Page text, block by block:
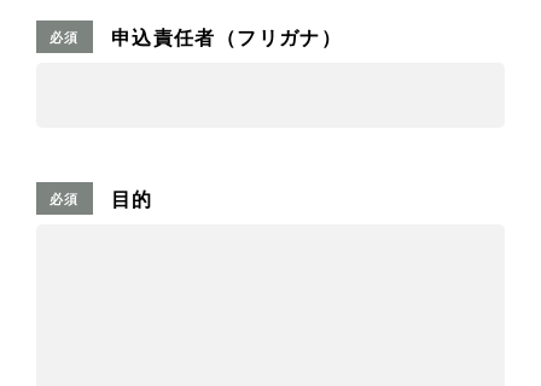
必須 申込責任者（フリガナ）
必須 目的